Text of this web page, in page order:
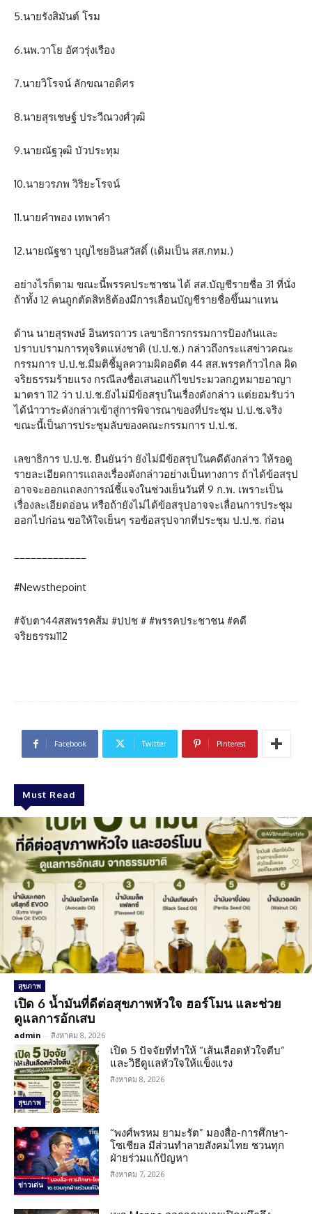
5.นายรังสิมันต์ โรม
6.นพ.วาโย อัศวรุ่งเรือง
7.นายวิโรจน์ ลักขณาอดิศร
8.นายสุรเชษฐ์ ประวีณวงศ์วุฒิ
9.นายณัฐวุฒิ บัวประทุม
10.นายวรภพ วิริยะโรจน์
11.นายคำพอง เทพาคำ
12.นายณัฐชา บุญไชยอินสวัสดิ์ (เดิมเป็น สส.กทม.)
อย่างไรก็ตาม ขณะนี้พรรคประชาชน ได้ สส.บัญชีรายชื่อ 31 ที่นั่ง
ถ้าทั้ง 12 คนถูกตัดสิทธิต้องมีการเลื่อนบัญชีรายชื่อขึ้นมาแทน
ด้าน นายสุรพงษ์ อินทรถาวร เลขาธิการกรรมการป้องกันและ
ปราบปรามการทุจริตแห่งชาติ (ป.ป.ช.) กล่าวถึงกระแสข่าวคณะ
กรรมการ ป.ป.ช.มีมติชี้มูลความผิดอดีต 44 สส.พรรคก้าวไกล ผิด
จริยธรรมร้ายแรง กรณีลงชื่อเสนอแก้ไขประมวลกฎหมายอาญา
มาตรา 112 ว่า ป.ป.ช.ยังไม่มีข้อสรุปในเรื่องดังกล่าว แต่ยอมรับว่า
ได้นำวาระดังกล่าวเข้าสู่การพิจารณาของที่ประชุม ป.ป.ช.จริง
ขณะนี้เป็นการประชุมลับของคณะกรรมการ ป.ป.ช.
เลขาธิการ ป.ป.ช. ยืนยันว่า ยังไม่มีข้อสรุปในคดีดังกล่าว ให้รอดู
รายละเอียดการแถลงเรื่องดังกล่าวอย่างเป็นทางการ ถ้าได้ข้อสรุป
อาจจะออกแถลงการณ์ชี้แจงในช่วงเย็นวันที่ 9 ก.พ. เพราะเป็น
เรื่องละเอียดอ่อน หรือถ้ายังไม่ได้ข้อสรุปอาจจะเลื่อนการประชุม
ออกไปก่อน ขอให้ใจเย็นๆ รอข้อสรุปจากที่ประชุม ป.ป.ช. ก่อน
#Newsthepoint
#จับตา44สสพรรคส้ม #ปปช # #พรรคประชาชน #คดี
จริยธรรม112
Facebook Twitter Pinterest
Must Read
สุขภาพ
เปิด 6 น้ำมันที่ดีต่อสุขภาพหัวใจ ฮอร์โมน และช่วย
ดูแลการอักเสบ
admin - สิงหาคม 8, 2026
สุขภาพ
เปิด 5 ปัจจัยที่ทำให้ “เส้นเลือดหัวใจตีบ”
และวิธีดูแลหัวใจให้แข็งแรง
สิงหาคม 8, 2026
ข่าวเด่น
“พงศ์พรหม ยามะรัต” มองสื่อ-การศึกษา-
โซเชียล มีส่วนทำลายสังคมไทย ชวนทุก
ฝ่ายร่วมแก้ปัญหา
สิงหาคม 7, 2026